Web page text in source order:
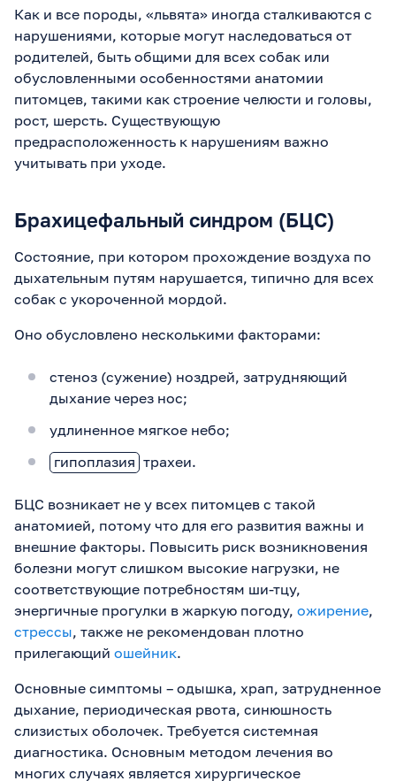
Как и все породы, «львята» иногда сталкиваются с
нарушениями, которые могут наследоваться от
родителей, быть общими для всех собак или
обусловленными особенностями анатомии
питомцев, такими как строение челюсти и головы,
рост, шерсть. Существующую
предрасположенность к нарушениям важно
учитывать при уходе.
Брахицефальный синдром (БЦС)
Состояние, при котором прохождение воздуха по
дыхательным путям нарушается, типично для всех
собак с укороченной мордой.
Оно обусловлено несколькими факторами:
стеноз (сужение) ноздрей, затрудняющий
дыхание через нос;
удлиненное мягкое небо;
гипоплазия трахеи.
БЦС возникает не у всех питомцев с такой
анатомией, потому что для его развития важны и
внешние факторы. Повысить риск возникновения
болезни могут слишком высокие нагрузки, не
соответствующие потребностям ши-тцу,
энергичные прогулки в жаркую погоду, ожирение,
стрессы, также не рекомендован плотно
прилегающий ошейник.
Основные симптомы – одышка, храп, затрудненное
дыхание, периодическая рвота, синюшность
слизистых оболочек. Требуется системная
диагностика. Основным методом лечения во
многих случаях является хирургическое